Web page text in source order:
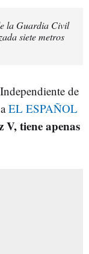
la Guardia Civil
siete metros
de
EL ESPAÑOL
V, tiene apenas